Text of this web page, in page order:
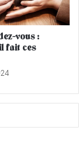
vous :
fait ces